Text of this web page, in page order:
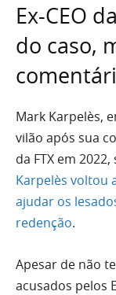
Ex-CEO
do caso,
Mark Karpelès,
vilão após sua
da FTX em
Karpelès voltou
ajudar os
redenção.
Apesar de não
acusados pelos